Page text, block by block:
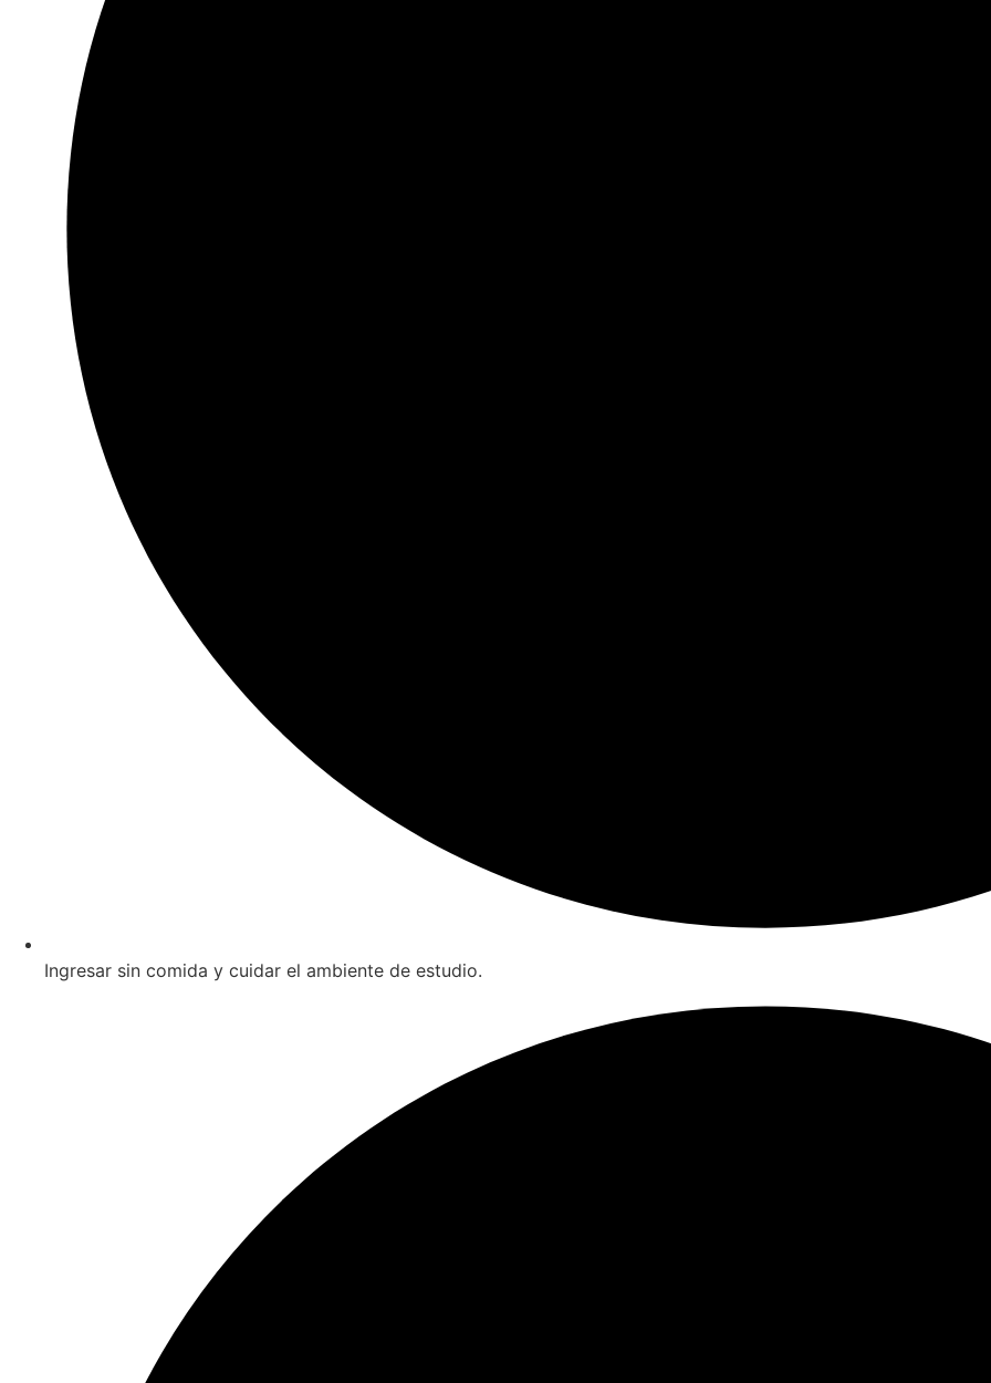
Ingresar sin comida y cuidar el ambiente de estudio.